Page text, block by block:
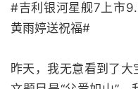
#吉利银河星舰7上市
黄雨婷送祝福#
昨天，我无意看到了